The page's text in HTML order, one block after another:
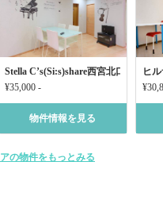
Stella C’s(Si:s)share西宮北口 Music
¥35,000 -
物件情報を見る
ヒ
の物件をもっとみる